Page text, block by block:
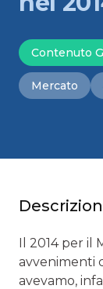
Contenuto
Mercato
Il 2014 per il
avvenimenti
avevamo,